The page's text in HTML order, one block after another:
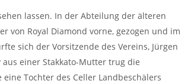
lassen. In der Abteilung der älteren
von Royal Diamond vorne, gezogen und im
sich der Vorsitzende des Vereins, Jürgen
aus einer Stakkato-Mutter trug die
Tochter des Celler Landbeschälers